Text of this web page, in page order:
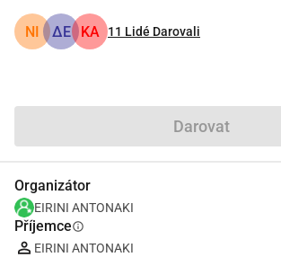
NI ΔΕ ΚΑ 11 Lidé Darovali
Darovat
Organizátor
EIRINI ANTONAKI
Příjemceinfo
EIRINI ANTONAKI